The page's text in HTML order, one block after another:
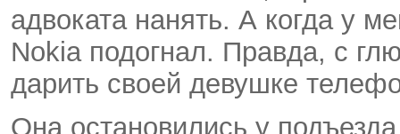
адвоката нанять. А когда у
Nokia подогнал. Правда, с
дарить своей девушке
Она остановились у